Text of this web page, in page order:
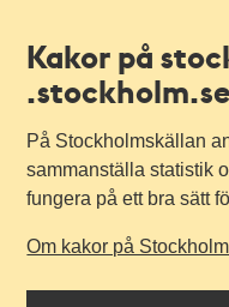
Kakor på
.stockholm.se
På Stockholmskällan
sammanställa statistik
fungera på ett bra sätt
Om kakor på